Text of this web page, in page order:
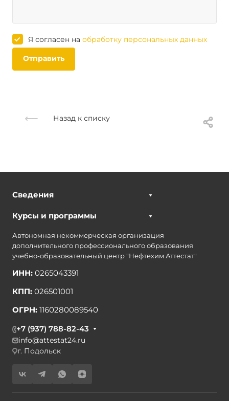
Я согласен на обработку персональных данных
Отправить
Назад к списку
Сведения
Курсы и программы
Автономная некоммерческая организация
дополнительного профессионального образования
учебно-образовательный центр "Нефтехим Аттестат"
ИНН: 0265043391
КПП: 026501001
ОГРН: 1160280089540
+7 (937) 788-82-43
info@attestat24.ru
г. Подольск